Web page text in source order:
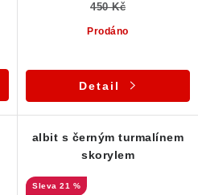
Prodáno
450 Kč
Detail
albit s černým turmalínem
skorylem
21 %